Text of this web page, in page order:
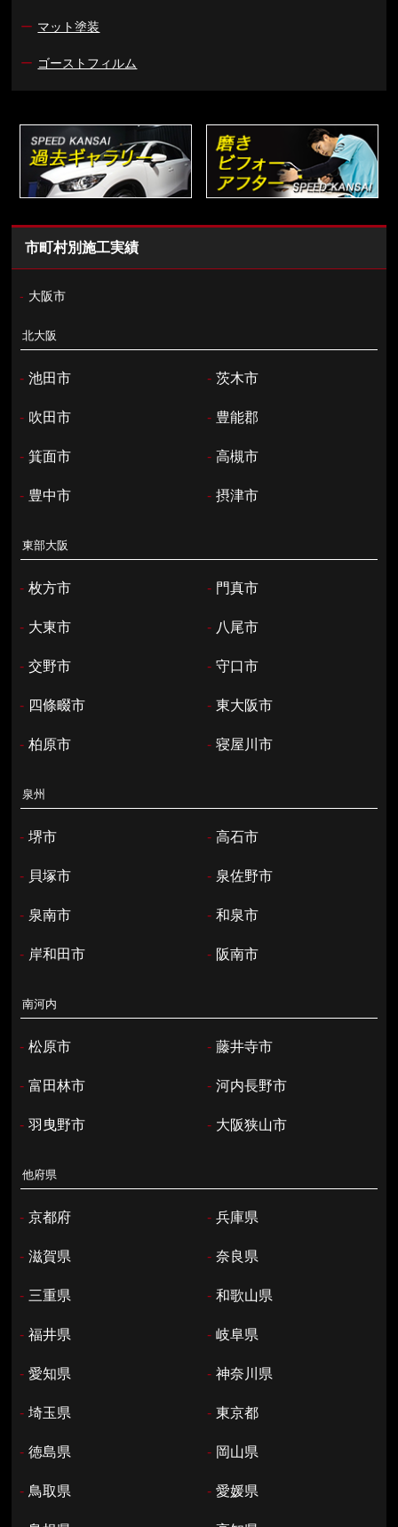
ー マット塗装
ー ゴーストフィルム
市町村別施工実績
- 大阪市
北大阪
- 池田市 - 茨木市
- 吹田市 - 豊能郡
- 箕面市 - 高槻市
- 豊中市 - 摂津市
東部大阪
- 枚方市 - 門真市
- 大東市 - 八尾市
- 交野市 - 守口市
- 四條畷市 - 東大阪市
- 柏原市 - 寝屋川市
泉州
- 堺市 - 高石市
- 貝塚市 - 泉佐野市
- 泉南市 - 和泉市
- 岸和田市 - 阪南市
南河内
- 松原市 - 藤井寺市
- 富田林市 - 河内長野市
- 羽曳野市 - 大阪狭山市
他府県
- 京都府 - 兵庫県
- 滋賀県 - 奈良県
- 三重県 - 和歌山県
- 福井県 - 岐阜県
- 愛知県 - 神奈川県
- 埼玉県 - 東京都
- 徳島県 - 岡山県
- 鳥取県 - 愛媛県